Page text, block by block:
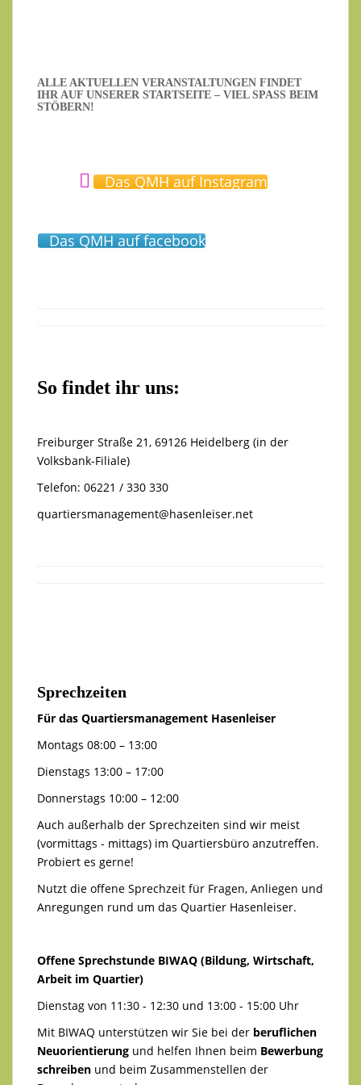
ALLE AKTUELLEN VERANSTALTUNGEN FINDET
IHR AUF UNSERER STARTSEITE – VIEL SPASS BEIM S
TÖBERN!
Das QMH auf Instagram
Das QMH auf facebook
So findet ihr uns:
Freiburger Straße 21, 69126 Heidelberg (in der
Volksbank-Filiale)
Telefon: 06221 / 330 330
quartiersmanagement@hasenleiser.net
Sprechzeiten
Für das Quartiersmanagement Hasenleiser
Montags 08:00 – 13:00
Dienstags 13:00 – 17:00
Donnerstags 10:00 – 12:00
Auch außerhalb der Sprechzeiten sind wir meist
(vormittags - mittags) im Quartiersbüro anzutreffen.
Probiert es gerne!
Nutzt die offene Sprechzeit für Fragen, Anliegen und
Anregungen rund um das Quartier Hasenleiser.
Offene Sprechstunde BIWAQ (Bildung, Wirtschaft,
Arbeit im Quartier)
Dienstag von 11:30 - 12:30 und 13:00 - 15:00 Uhr
Mit BIWAQ unterstützen wir Sie bei der beruflichen
Neuorientierung und helfen Ihnen beim Bewerbung
schreiben und beim Zusammenstellen der